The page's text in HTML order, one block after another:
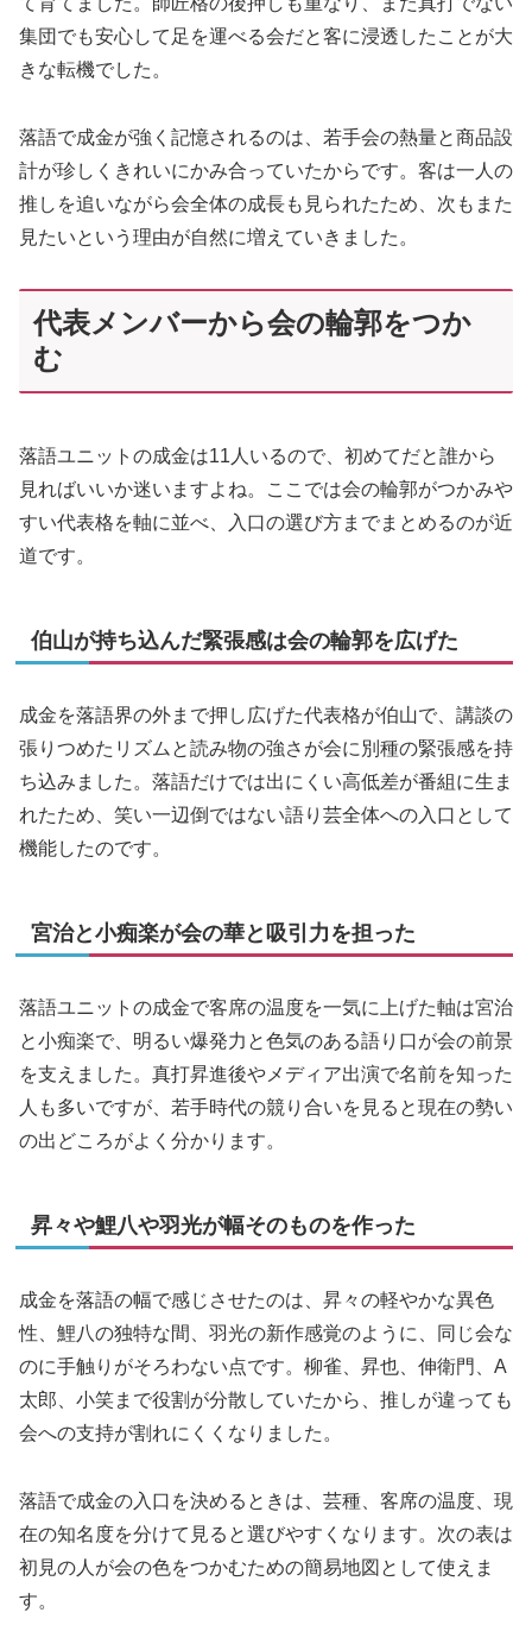
集団でも安心して足を運べる会だと客に浸透したことが大
きな転機でした。
落語で成金が強く記憶されるのは、若手会の熱量と商品設
計が珍しくきれいにかみ合っていたからです。客は一人の
推しを追いながら会全体の成長も見られたため、次もまた
見たいという理由が自然に増えていきました。
代表メンバーから会の輪郭をつか
む
落語ユニットの成金は11人いるので、初めてだと誰から
見ればいいか迷いますよね。ここでは会の輪郭がつかみや
すい代表格を軸に並べ、入口の選び方までまとめるのが近
道です。
伯山が持ち込んだ緊張感は会の輪郭を広げた
成金を落語界の外まで押し広げた代表格が伯山で、講談の
張りつめたリズムと読み物の強さが会に別種の緊張感を持
ち込みました。落語だけでは出にくい高低差が番組に生ま
れたため、笑い一辺倒ではない語り芸全体への入口として
機能したのです。
宮治と小痴楽が会の華と吸引力を担った
落語ユニットの成金で客席の温度を一気に上げた軸は宮治
と小痴楽で、明るい爆発力と色気のある語り口が会の前景
を支えました。真打昇進後やメディア出演で名前を知った
人も多いですが、若手時代の競り合いを見ると現在の勢い
の出どころがよく分かります。
昇々や鯉八や羽光が幅そのものを作った
成金を落語の幅で感じさせたのは、昇々の軽やかな異色
性、鯉八の独特な間、羽光の新作感覚のように、同じ会な
のに手触りがそろわない点です。柳雀、昇也、伸衛門、A
太郎、小笑まで役割が分散していたから、推しが違っても
会への支持が割れにくくなりました。
落語で成金の入口を決めるときは、芸種、客席の温度、現
在の知名度を分けて見ると選びやすくなります。次の表は
初見の人が会の色をつかむための簡易地図として使えま
す。